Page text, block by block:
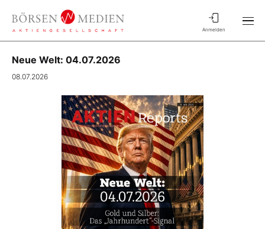
Anmelden
Neue Welt: 04.07.2026
08.07.2026